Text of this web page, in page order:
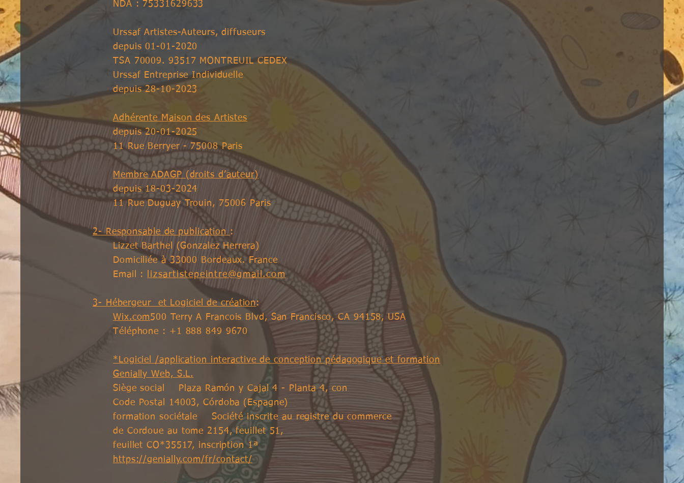
NDA : 75331629633
Urssaf Artistes-Auteurs, diffuseurs
depuis 01-01-2020
TSA 70009. 93517 MONTREUIL CEDEX
Urssaf Entreprise Individuelle
depuis 28-10-2023
Adhérente Maison des Artistes
depuis 20-01-2025
11 Rue Berryer - 75008 Paris
Membre ADAGP (droits d’auteur)
​depuis 18-03-2024
11 Rue Duguay Trouin, 75006 Paris
2- Responsable de publication :
Lizzet Barthel (Gonzalez Herrera)
Domiciliée à33000 Bordeaux. France
Email :
lizsartistepeintre@gmail.com
3- Hébergeur et Logiciel de création:
Wix.com500 Terry A Francois Blvd, San Francisco, CA 94158, USA
Téléphone : +1 888 849 9670
*Logiciel /application interactive de conception pédagogique et formation
Genially Web, S.L.
Siège social Plaza Ramón y Cajal 4 - Planta 4, con
Code Postal 14003, Córdoba (Espagne)
formation sociétale Société inscrite au registre du commerce
de Cordoue au tome 2154, feuillet 51,
feuillet CO*35517, inscription 1ª
https://genially.com/fr/contact/